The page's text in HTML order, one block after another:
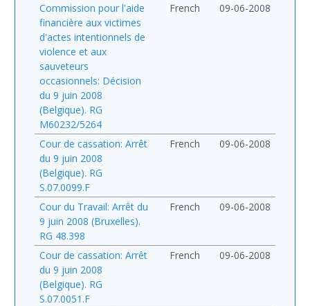
Commission pour l'aide
financière aux victimes
d'actes intentionnels de
violence et aux
sauveteurs
occasionnels: Décision
du 9 juin 2008
(Belgique). RG
M60232/5264
French 09-06-2008
Cour de cassation: Arrêt
du 9 juin 2008
(Belgique). RG
S.07.0099.F
French 09-06-2008
Cour du Travail: Arrêt du
9 juin 2008 (Bruxelles).
RG 48.398
French 09-06-2008
Cour de cassation: Arrêt
du 9 juin 2008
(Belgique). RG
S.07.0051.F
French 09-06-2008